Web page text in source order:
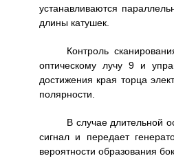
устанавливаются
длины катушек.
Контроль
оптическому лучу 9 и
достижения края торца
полярности.
В случае длительной
сигнал и передает
вероятности образования